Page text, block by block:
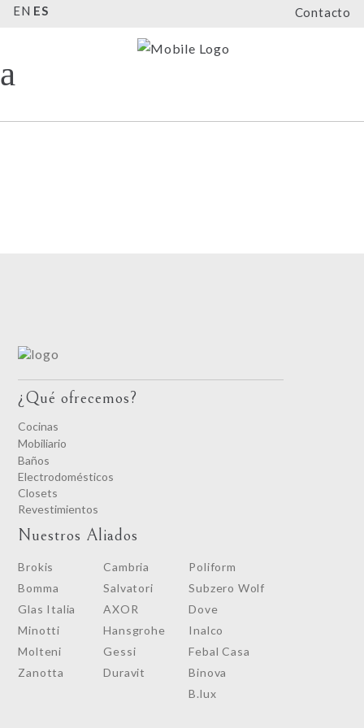
EN ES Contacto
¿Qué ofrecemos?
Cocinas
Mobiliario
Baños
Electrodomésticos
Closets
Revestimientos
Nuestros Aliados
Brokis
Bomma
Glas Italia
Minotti
Molteni
Zanotta
Cambria
Salvatori
AXOR
Hansgrohe
Gessi
Duravit
Poliform
Subzero Wolf
Dove
Inalco
Febal Casa
Binova
B.lux